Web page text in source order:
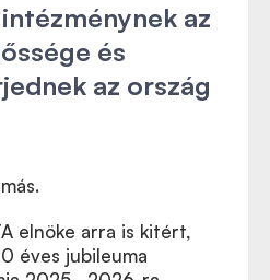
az
és
az ország
elnöke arra is kitért,
éves jubileuma